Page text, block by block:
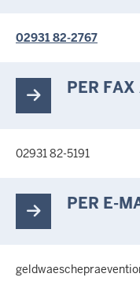
02931 82-2767
PER
02931 82-5191
PER E-